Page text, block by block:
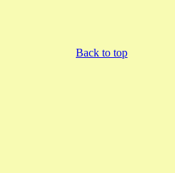
Back to top